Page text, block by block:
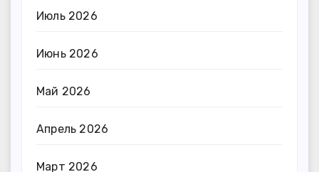
Июль 2026
Июнь 2026
Май 2026
Апрель 2026
Март 2026